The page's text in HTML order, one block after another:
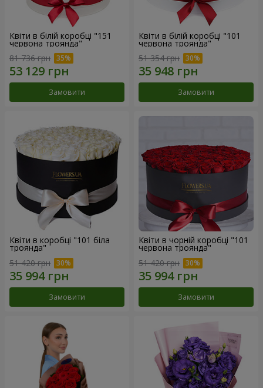
Квіти в білій коробці "151
червона троянда"
81 736 грн
Замовити
Квіти в білій коробці "101
червона троянда"
51 354 грн
Замовити
Квіти в коробці "101 біла
троянда"
51 420 грн
Замовити
Квіти в чорній коробці "101
червона троянда"
51 420 грн
Замовити